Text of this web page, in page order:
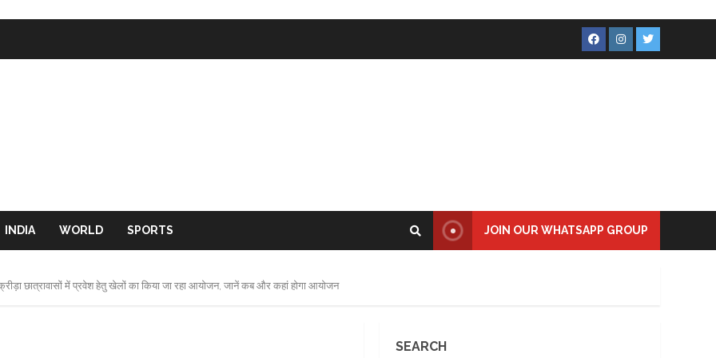
Facebook
Instagram
Twitter
INDIA WORLD SPORTS JOIN OUR WHATSAPP GROUP
क्रीड़ा छात्रावासों में प्रवेश हेतु खेलों का किया जा रहा आयोजन, जानें कब और कहां होगा आयोजन
SEARCH